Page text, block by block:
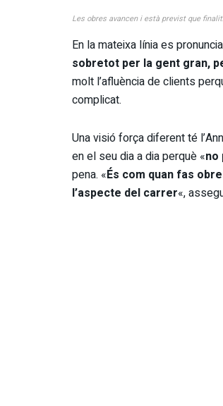
Les obres avancen i està previst que
En la mateixa línia es
sobretot per la gent gran,
molt l’afluència de clients
complicat.
Una visió força diferent té
en el seu dia a dia perquè «no
pena. «És com quan fas
l’aspecte del carrer«,